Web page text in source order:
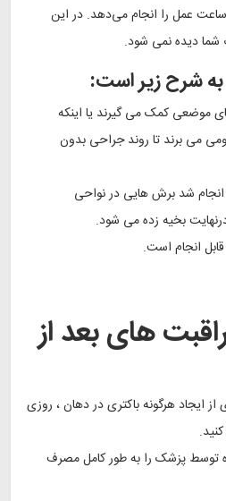
عمل را انجام می‌دهد. در این
دیده نمی شود.
به شرح زیر است:
موضعی کمک می گیرند یا اینکه
می برند تا روند جراحی بدون
شد برش هایی در نواحی
بخیه زده می شود.
های بعد از
ایجاد هرگونه باکتری در دهان ، روزی
توسط پزشک را به طور کامل مصرف